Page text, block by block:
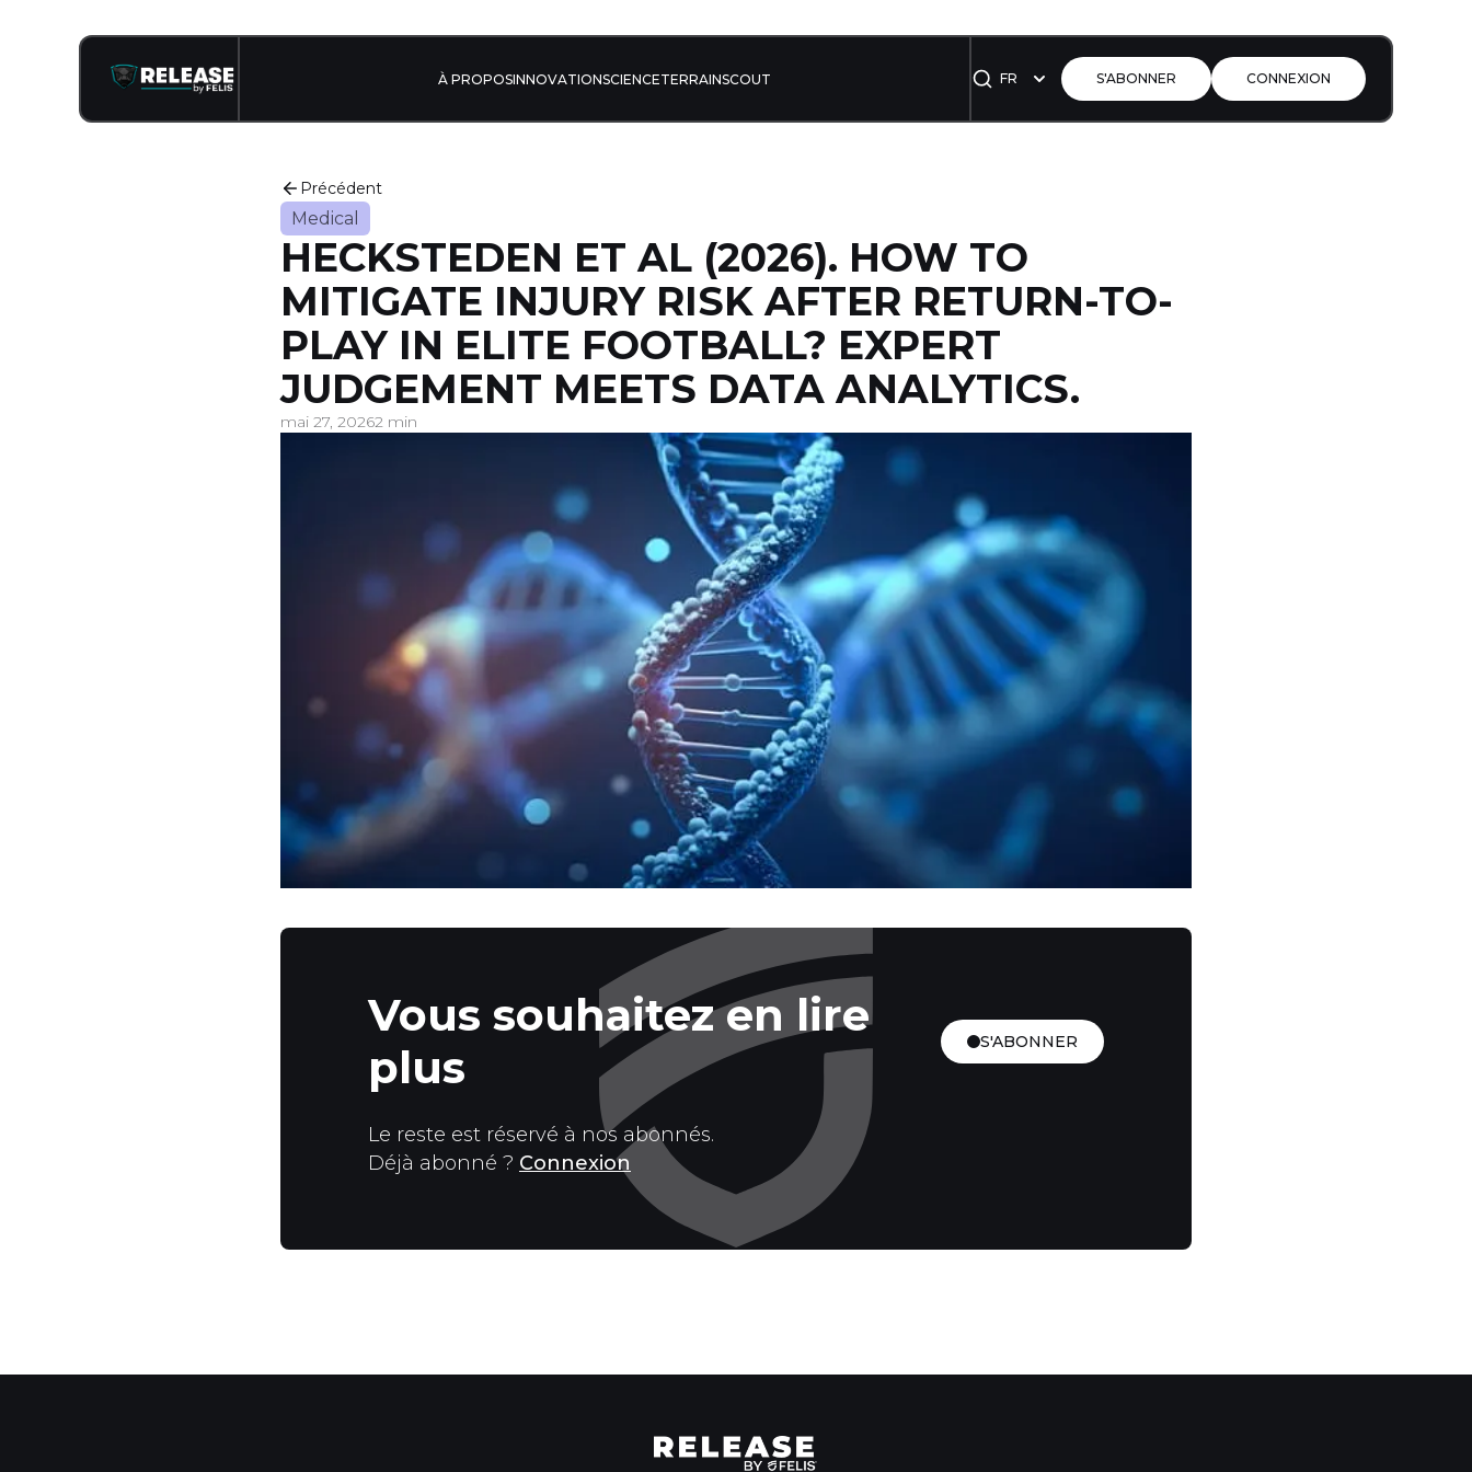
INNOVATIONSCIENCETERRAINSCOUT
À PROPOS FR S'ABONNER CONNEXION
Précédent
Medical
HECKSTEDEN ET AL (2026). HOW TO
MITIGATE INJURY RISK AFTER RETURN-TO-
PLAY IN ELITE FOOTBALL? EXPERT
JUDGEMENT MEETS DATA ANALYTICS.
mai 27, 20262 min
Vous souhaitez en lire
plus
S'ABONNER
Le reste est réservé à nos abonnés.
Déjà abonné ? Connexion